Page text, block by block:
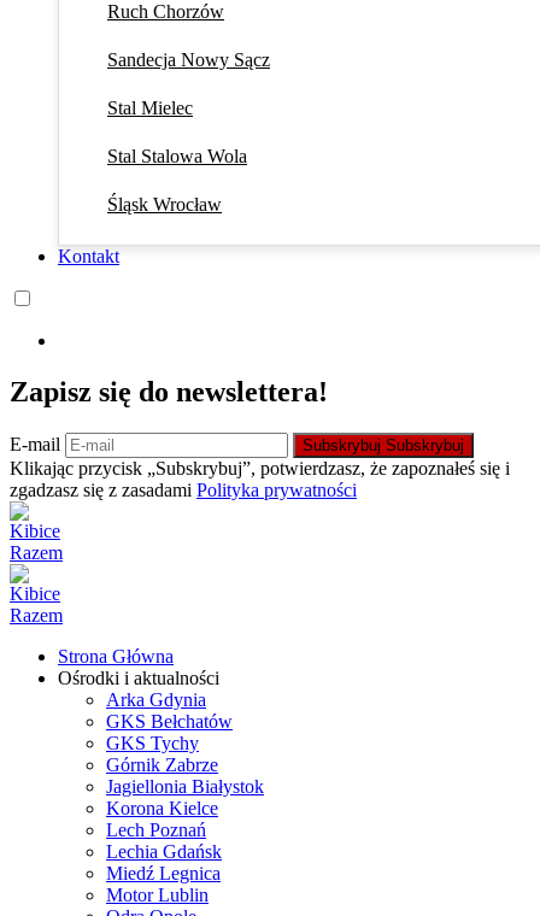
Ruch Chorzów
Sandecja Nowy Sącz
Stal Mielec
Stal Stalowa Wola
Śląsk Wrocław
Kontakt
Zapisz się do newslettera!
E-mail Subskrybuj Subskrybuj
Klikając przycisk „Subskrybuj”, potwierdzasz, że zapoznałeś się i
zgadzasz się z zasadami Polityka prywatności
Strona Główna
Ośrodki i aktualności
Arka Gdynia
GKS Bełchatów
GKS Tychy
Górnik Zabrze
Jagiellonia Białystok
Korona Kielce
Lech Poznań
Lechia Gdańsk
Miedź Legnica
Motor Lublin